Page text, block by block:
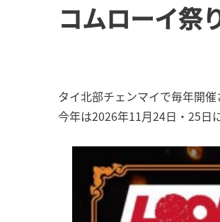
コムローイ祭
タイ北部チェンマイで毎年開
今年は2026年11月24日・25日